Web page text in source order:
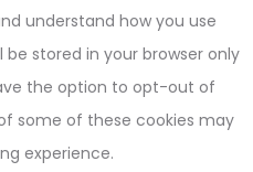
understand how you use
be stored in your browser only
the option to opt-out of
some of these cookies may
experience.